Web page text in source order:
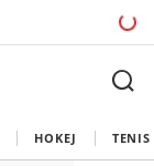
HOKEJ TENIS